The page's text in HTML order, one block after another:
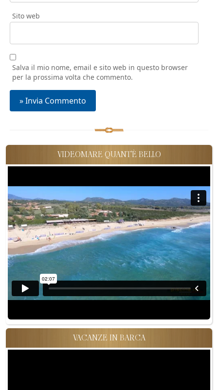
Sito web
Salva il mio nome, email e sito web in questo browser
per la prossima volta che commento.
VIDEOMARE QUANT'È BELLO
VACANZE IN BARCA